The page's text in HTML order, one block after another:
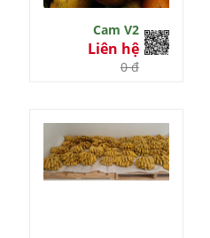
Cam V2
Liên hệ
0 đ